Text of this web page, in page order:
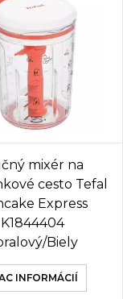
mixér na
cesto Tefal
Express
K1844404
Biely
INFORMÁCIÍ